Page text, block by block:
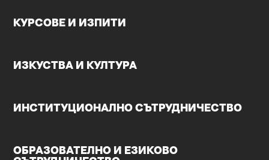
КУРСОВЕ И ИЗПИТИ
ИЗКУСТВА И КУЛТУРА
ИНСТИТУЦИОНАЛНО СЪТРУДНИЧЕСТВО
ОБРАЗОВАТЕЛНО И ЕЗИКОВО